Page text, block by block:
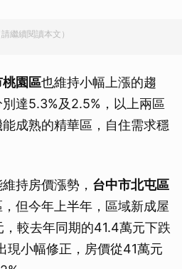
繼續閱讀本文）
園區也維持小幅上漲的趨
達5.3%及2.5%，以上兩區
成熟的精華區，自住需求穩
持房價漲勢， 台中市北屯區
但今年上半年，區域新成屋
較去年同期的41.4萬元下跌
現小幅修正，房價從41萬元